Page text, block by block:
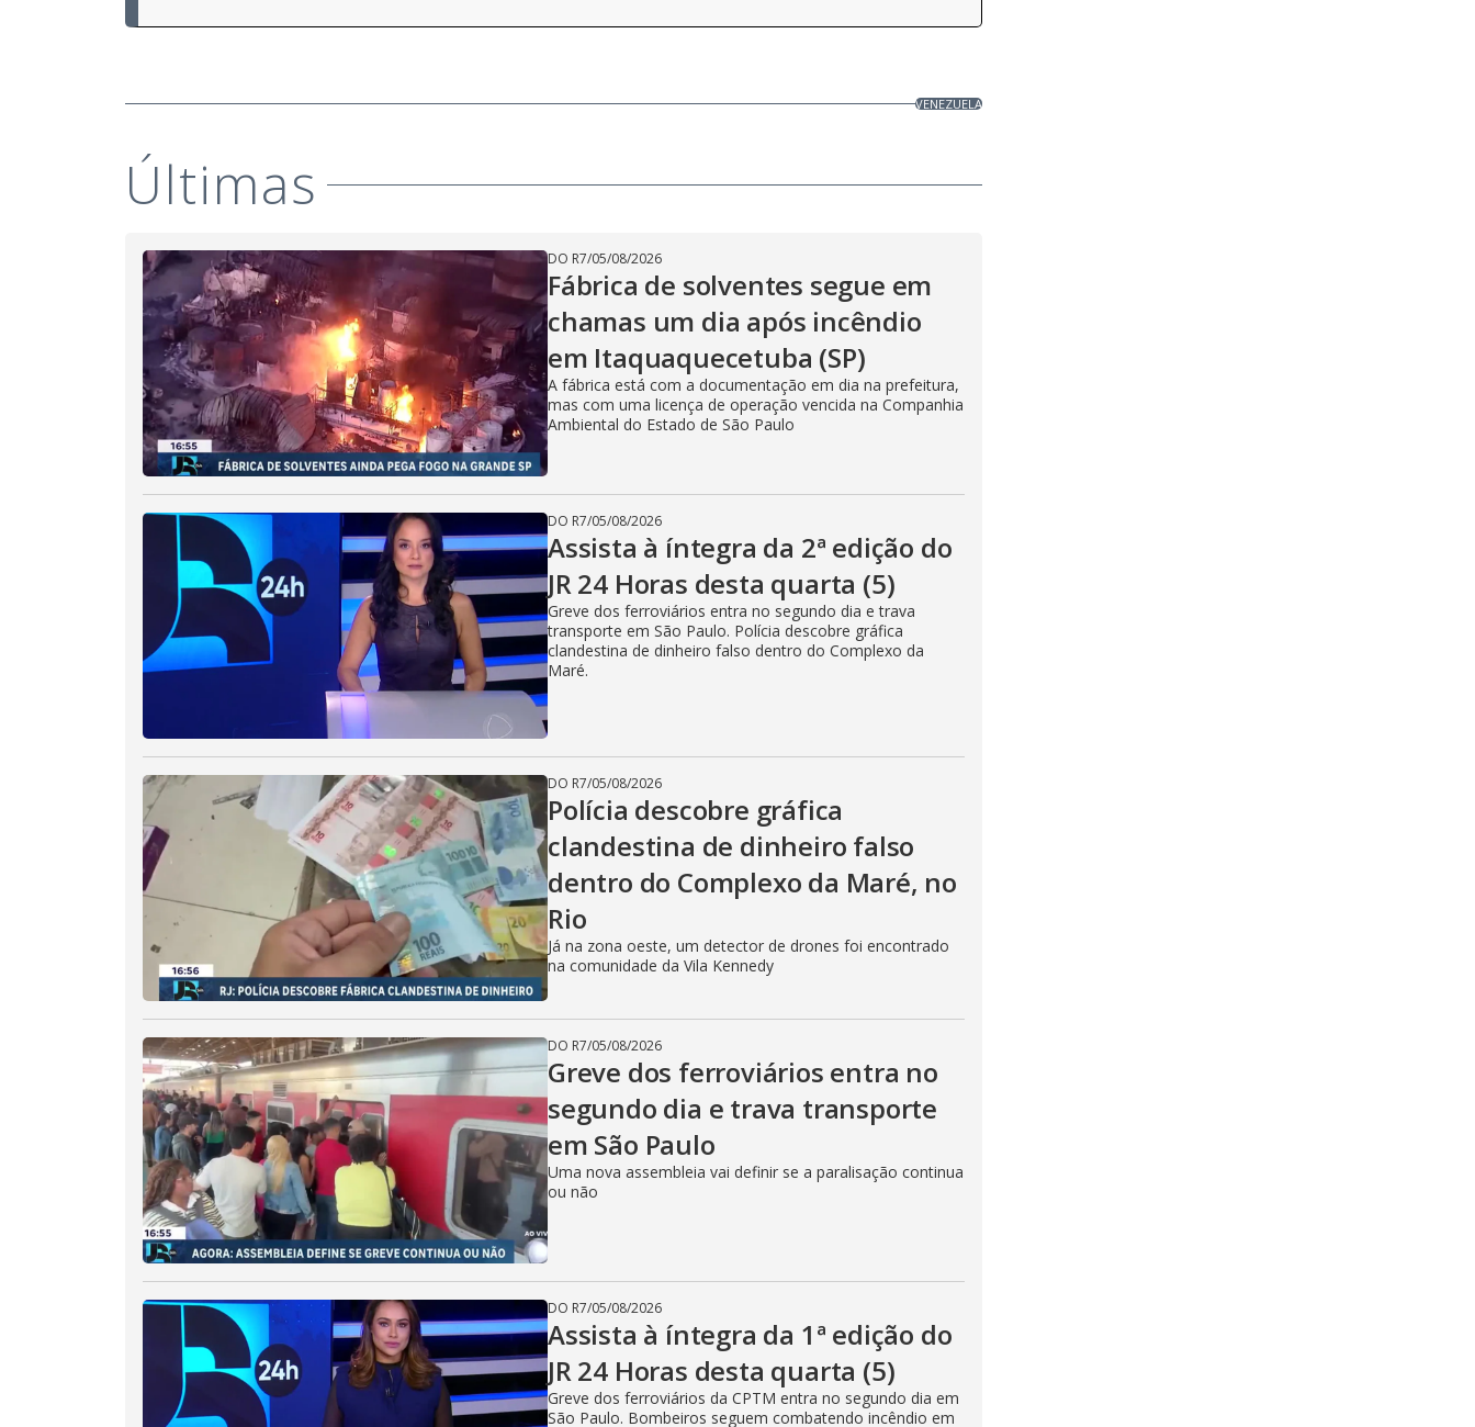
VENEZUELA
Últimas
DO R7/05/08/2026
Fábrica de solventes segue em
chamas um dia após incêndio
em Itaquaquecetuba (SP)
A fábrica está com a documentação em dia na prefeitura,
mas com uma licença de operação vencida na Companhia
Ambiental do Estado de São Paulo
DO R7/05/08/2026
Assista à íntegra da 2ª edição do
JR 24 Horas desta quarta (5)
Greve dos ferroviários entra no segundo dia e trava
transporte em São Paulo. Polícia descobre gráfica
clandestina de dinheiro falso dentro do Complexo da
Maré.
DO R7/05/08/2026
Polícia descobre gráfica
clandestina de dinheiro falso
dentro do Complexo da Maré, no
Rio
Já na zona oeste, um detector de drones foi encontrado
na comunidade da Vila Kennedy
DO R7/05/08/2026
Greve dos ferroviários entra no
segundo dia e trava transporte
em São Paulo
Uma nova assembleia vai definir se a paralisação continua
ou não
DO R7/05/08/2026
Assista à íntegra da 1ª edição do
JR 24 Horas desta quarta (5)
Greve dos ferroviários da CPTM entra no segundo dia em
São Paulo. Bombeiros seguem combatendo incêndio em